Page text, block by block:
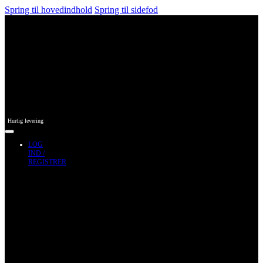
Spring til hovedindhold Spring til sidefod
Hurtig levering
LOG
IND /
REGISTRER